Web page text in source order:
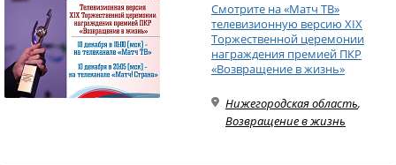
Смотрите на «Матч ТВ»
телевизионную версию XIX
Торжественной церемонии
награждения премией ПКР
«Возвращение в жизнь»
Нижегородская область,
Возвращение в жизнь